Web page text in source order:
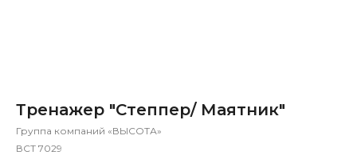
Тренажер "Степпер/ Маятник"
Группа компаний «ВЫСОТА»
ВСТ 7029